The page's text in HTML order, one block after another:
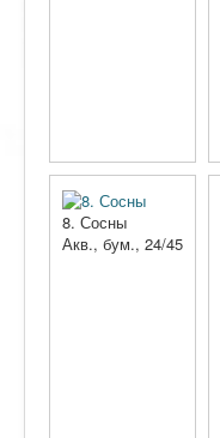
8. Сосны
Акв., бум., 24/45